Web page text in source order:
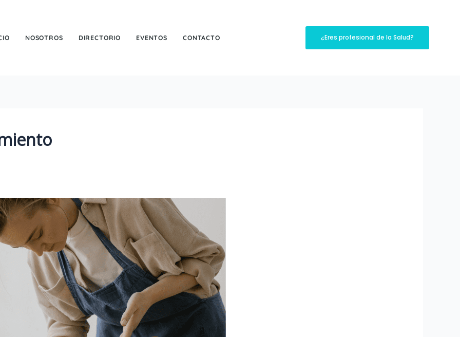
NOSOTROS DIRECTORIO EVENTOS CONTACTO ¿Eres profesional de la Salud?